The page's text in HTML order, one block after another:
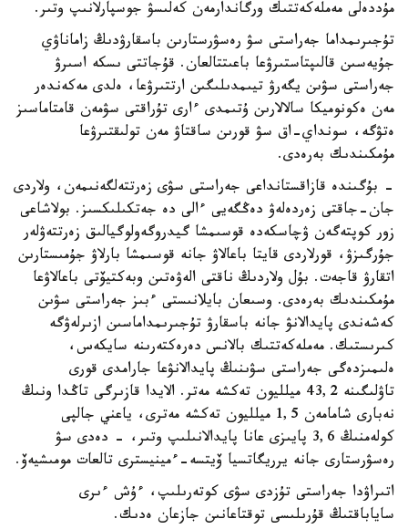
مۇددەلى مەملەكەتتىك ورگاندارمەن كەلىسۋ جوسپارلانىپ وتىر.
تۇجىرىمداما جەراستى سۋ رەسۋرستارىن باسقارۋدىڭ زاماناۋي
جۇيەسىن قالىپتاستىرۋعا باعىتتالعان. قۇجاتتى ىسكە اسىرۋ
جەراستى سۋىن يگەرۋ تيىمدىلىگىن ارتتىرۋعا، ەلدى مەكەندەر
مەن ەكونوميكا سالالارىن ۇتىمدى ءارى تۇراقتى سۋمەن قامتاماسىز
ەتۋگە، سونداي-اق سۋ قورىن ساقتاۋ مەن تولىقتىرۋعا
مۇمكىندىك بەرەدى.
- بۇگىندە قازاقستانداعى جەراستى سۋى زەرتتەلگەنىمەن، ولاردى
جان-جاقتى زەردەلەۋ دەڭگەيى ءالى دە جەتكىلىكسىز. بولاشاعى
زور كوپتەگەن ۋچاسكەدە قوسىمشا گيدروگەولوگيالىق زەرتتەۋلەر
جۇرگىزۋ، قورلاردى قايتا باعالاۋ جانە قوسىمشا بارلاۋ جۇمىستارىن
اتقارۋ قاجەت. بۇل ولاردىڭ ناقتى الەۋەتىن وبەكتيۆتى باعالاۋعا
مۇمكىندىك بەرەدى. وسىعان بايلانىستى ءبىز جەراستى سۋىن
كەشەندى پايدالانۋ جانە باسقارۋ تۇجىرىمداماسىن ازىرلەۋگە
كىرىستىك. مەملەكەتتىك بالانس دەرەكتەرىنە سايكەس،
ەلىمىزدەگى جەراستى سۋىنىڭ پايدالانۋعا جارامدى قورى
تاۋلىگىنە 43,2 ميلليون تەكشە مەتر. الايدا قازىرگى تاڭدا ونىڭ
نەبارى شامامەن 1,5 ميلليون تەكشە مەترى، ياعني جالپى
كولەمنىڭ 3,6 پايىزى عانا پايدالانىلىپ وتىر، - دەدى سۋ
رەسۋرستارى جانە يرريگاتسيا ۆيتسە-ءمينيسترى تالعات مومىشيەۆ.
اتىراۋدا جەراستى تۇزدى سۋى كوتەرىلىپ، ءۇش ءىرى
ساياباقتىڭ قۇرىلىسى توقتاعانىن جازعان ەدىك.